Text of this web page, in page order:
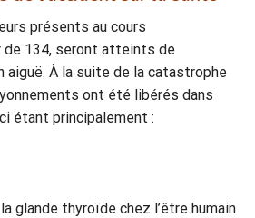
présents au cours
de 134, seront atteints de
aiguë. À la suite de la catastrophe
ont été libérés dans
étant principalement :
glande thyroïde chez l’être humain